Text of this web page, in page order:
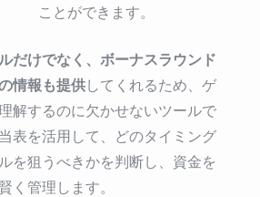
ことができます。
だけでなく、ボーナスラウンド
情報も提供してくれるため、ゲ
解するのに欠かせないツールで
表を活用して、どのタイミング
を狙うべきかを判断し、資金を
賢く管理します。